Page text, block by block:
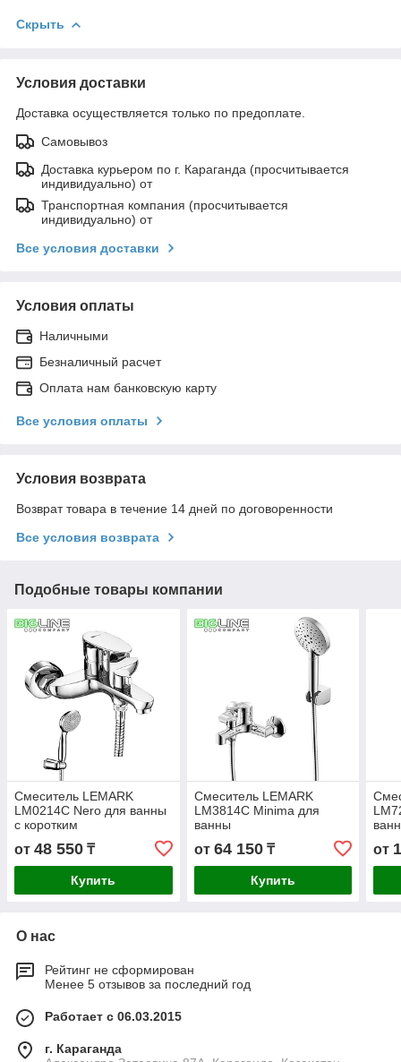
Скрыть
Условия доставки
Доставка осуществляется только по предоплате.
Самовывоз
Доставка курьером по г. Караганда (просчитывается
индивидуально) от
Транспортная компания (просчитывается
индивидуально) от
Все условия доставки
Условия оплаты
Наличными
Безналичный расчет
Оплата нам банковскую карту
Все условия оплаты
Условия возврата
Возврат товара в течение 14 дней по договоренности
Все условия возврата
Подобные товары компании
Смеситель LEMARK
LM0214C Nero для ванны
с коротким
изливом,дивертор с
керамич.пластинами,
хром
от 48 550 ₸
Купить
Смеситель LEMARK
LM3814C Minima для
ванны
от 64 150₸
Купить
от
О нас
Рейтинг не сформирован
Менее 5 отзывов за последний год
Работает с 06.03.2015
г. Караганда